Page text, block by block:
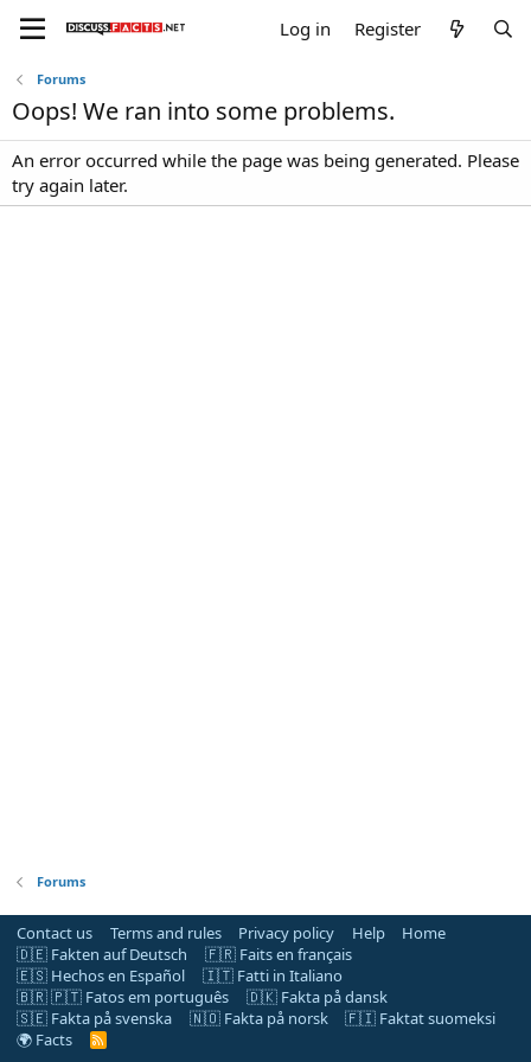
Log in Register
Forums
Oops! We ran into some problems.
An error occurred while the page was being generated. Please
try again later.
Forums
Contact us Terms and rules Privacy policy Help
Home
🇩🇪 Fakten auf Deutsch
🇫🇷 Faits en français
🇪🇸 Hechos en Español
🇮🇹 Fatti in Italiano
🇧🇷 🇵🇹 Fatos em português
🇩🇰 Fakta på dansk
🇸🇪 Fakta på svenska
🇳🇴 Fakta på norsk
🇫🇮 Faktat suomeksi
🌍 Facts
R